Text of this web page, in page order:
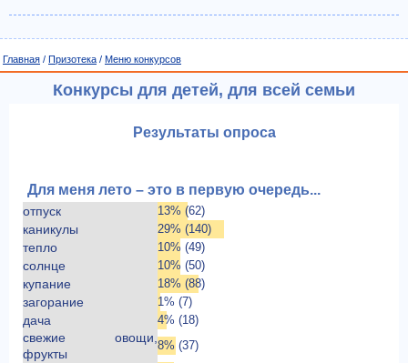
Главная / Призотека / Меню конкурсов
Конкурсы для детей, для всей семьи
Результаты опроса
Для меня лето – это в первую очередь...
отпуск 13% (62)
каникулы 29% (140)
тепло 10% (49)
солнце 10% (50)
купание 18% (88)
загорание 1% (7)
дача 4% (18)
свежие овощи,
фрукты
8% (37)